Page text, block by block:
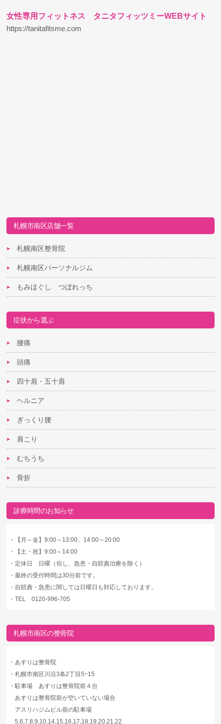
女性専用フィットネス タニタフィッツミーWEBサイト
https://tanitafitsme.com
札幌市南区店舗一覧
札幌南区整骨院
札幌南区パーソナルジム
もみほぐし つぼれっち
症状から選ぶ
腰痛
頭痛
四十肩・五十肩
ヘルニア
ぎっくり腰
肩こり
むちうち
骨折
診療時間のお知らせ
・
【月～金】9:00～13:00、14:00～20:00
・
【土・祝】9:00～14:00
・ 定休日 日曜（但し、急患・自賠責治療を除く）
・最終の受付時間は30分前です。
・ 自賠責・急患に関しては日曜日も対応しております。
・TEL 0120-996-705
札幌市南区の整骨院
・あすりは整骨院
・札幌市南区川沿3条2丁目5−15
・駐車場 あすりは整骨院前４台
あすりは整骨院前が空いていない場合
アスリハジムビル前の駐車場
5,6,7,8,9,10,14,15,16,17,18,19,20,21,22